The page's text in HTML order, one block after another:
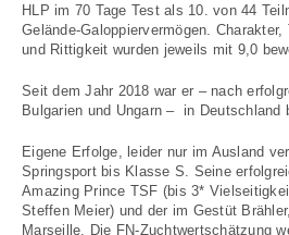
HLP im 70 Tage Test als 10. von 44
Gelände-Galoppiervermögen.
und Rittigkeit wurden jeweils mit 9,0
Seit dem Jahr 2018 war er – nach
Bulgarien und Ungarn – in Deutschland
Eigene Erfolge, leider nur im Ausland
Springsport bis Klasse S. Seine
Amazing Prince TSF (bis 3*
Steffen Meier) und der im Gestüt
Marseille. Die FN-Zuchtwertschätzung